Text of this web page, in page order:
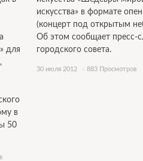
для
в
50
искусства» в формате
(концерт под открытым
Об этом сообщает пресс-
городского совета.
30 июля 2012 883 Просмотров